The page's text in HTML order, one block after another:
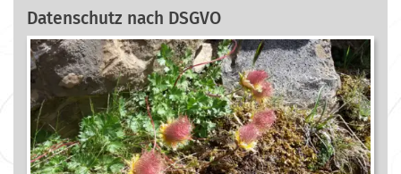
Datenschutz nach DSGVO